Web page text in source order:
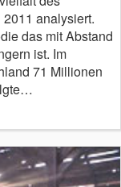
analysiert.
das mit Abstand
ist. Im
71 Millionen